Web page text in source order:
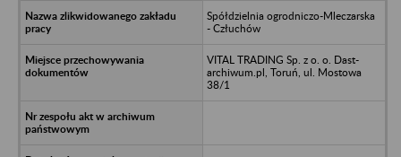
Spółdzielnia ogrodniczo-Mleczarska
- Człuchów
VITAL TRADING Sp. z o. o. Dast-
archiwum.pl, Toruń, ul. Mostowa
38/1